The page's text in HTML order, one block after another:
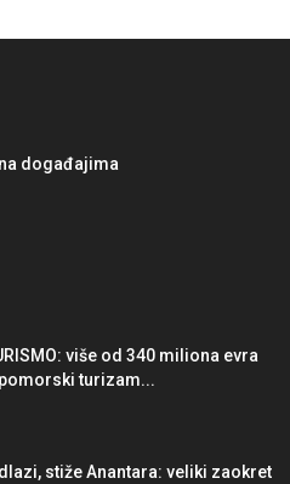
događajima
više od 340 miliona evra
turizam...
stiže Anantara: veliki zaokret